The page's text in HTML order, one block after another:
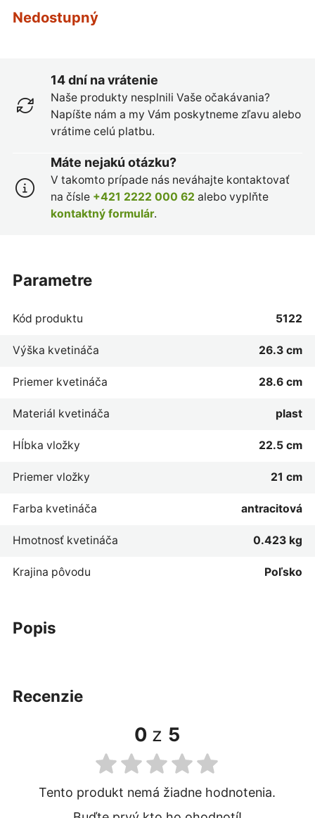
Nedostupný
14 dní na vrátenie
Naše produkty nesplnili Vaše očakávania?
Napíšte nám a my Vám poskytneme zľavu alebo
vrátime celú platbu.
Máte nejakú otázku?
V takomto prípade nás neváhajte kontaktovať
na čísle +421 2222 000 62 alebo vyplňte
kontaktný formulár.
popis
parametre
Kód produktu 5122
Výška kvetináča 26.3 cm
Priemer kvetináča 28.6 cm
Materiál kvetináča plast
Hĺbka vložky 22.5 cm
Priemer vložky 21 cm
Farba kvetináča antracitová
Hmotnosť kvetináča 0.423 kg
Krajina pôvodu Poľsko
recenzie
0 z 5
Tento produkt nemá žiadne hodnotenia.